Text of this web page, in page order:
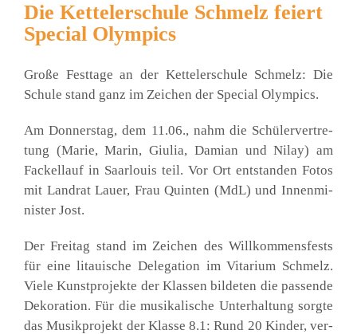
Die Kettelerschule Schmelz feiert
Special Olympics
Gro­ße Fest­ta­ge an der Ket­tel­er­schu­le Schmelz: Die
Schu­le stand ganz im Zei­chen der Spe­cial Olym­pics.
Am Don­ners­tag, dem 11.06., nahm die Schü­ler­ver­tre­
tung (Marie, Marin, Giu­lia, Dami­an und Nil­ay) am
Fackel­lauf in Saar­lou­is teil. Vor Ort ent­stan­den Fotos
mit Land­rat Lau­er, Frau Quin­ten (MdL) und Innen­mi­
nis­ter Jost.
Der Frei­tag stand im Zei­chen des Will­kom­mens­fests
für eine litaui­sche Dele­ga­ti­on im Vita­ri­um Schmelz.
Vie­le Kunst­pro­jek­te der Klas­sen bil­de­ten die pas­sen­de
Deko­ra­ti­on. Für die musi­ka­li­sche Unter­hal­tung sorg­te
das Musik­pro­jekt der Klas­se 8.1: Rund 20 Kin­der, ver­